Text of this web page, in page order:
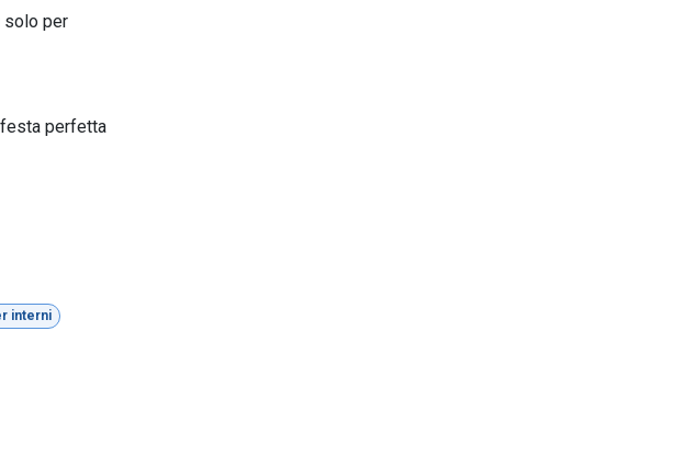
solo per
perfetta
interni